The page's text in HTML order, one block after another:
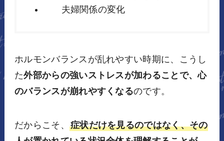
夫婦関係の変化
ホルモンバランスが乱れやすい時期に、こうし
た外部からの強いストレスが加わることで、心
のバランスが崩れやすくなるのです。
だからこそ、 症状だけを見るのではなく、その